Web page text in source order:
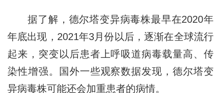
据了解，德尔塔变异病毒株最早在2020年
年底出现，2021年3月份以后，逐渐在全球流行
起来，突变以后患者上呼吸道病毒载量高、传
染性增强。国外一些观察数据发现，德尔塔变
异病毒株可能还会加重患者的病情。